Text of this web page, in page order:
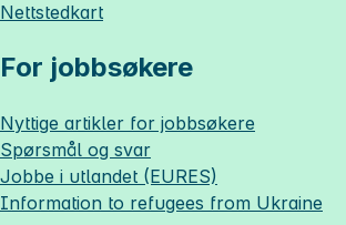
Nettstedkart
For jobbsøkere
Nyttige artikler for jobbsøkere
Spørsmål og svar
Jobbe i utlandet (EURES)
Information to refugees from Ukraine